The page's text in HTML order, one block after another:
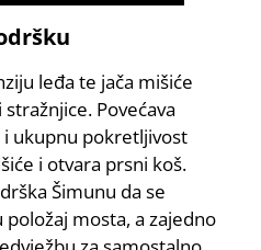
leđa te jača mišiće
Povećava
ukupnu pokretljivost
i otvara prsni koš.
Šimunu da se
mosta, a zajedno